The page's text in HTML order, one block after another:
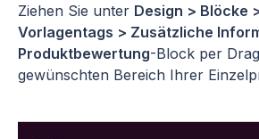
Ziehen Sie unter Design > Blöcke
Vorlagentags > Zusätzliche
Produktbewertung-Block per
gewünschten Bereich Ihrer